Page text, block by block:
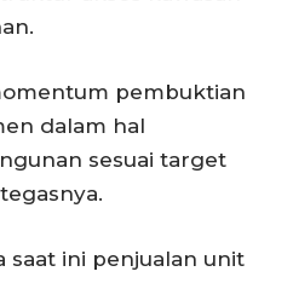
pembuktian
dalam hal
sesuai target
saat ini penjualan unit